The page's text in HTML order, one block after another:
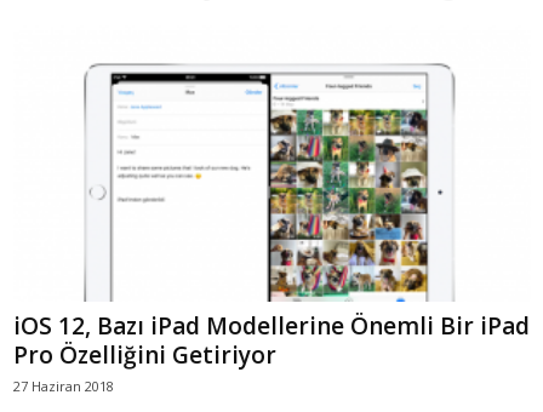
iOS 12, Bazı iPad Modellerine Önemli Bir iPad
Pro Özelliğini Getiriyor
27 Haziran 2018